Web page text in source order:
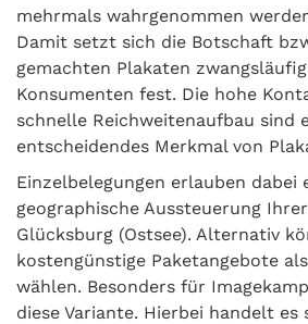
mehrmals wahrgenommen
Damit setzt sich die Botschaft
gemachten Plakaten
Konsumenten fest. Die hohe
schnelle Reichweitenaufbau sind
entscheidendes Merkmal von
Einzelbelegungen erlauben dabei
geographische Aussteuerung
Glücksburg (Ostsee). Alternativ
kostengünstige Paketangebote
wählen. Besonders für
diese Variante. Hierbei handelt es